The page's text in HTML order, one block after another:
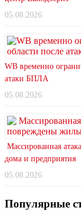
05.08.2026
WB временно
атаки БПЛА
05.08.2026
Массированная
дома и предприятия
05.08.2026
Популярные